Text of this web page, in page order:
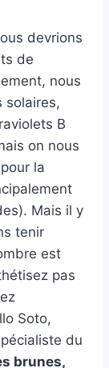
devrions
de
nous
solaires,
B
on nous
la
Mais il y
tenir
est
pas
Soto,
du
brunes,